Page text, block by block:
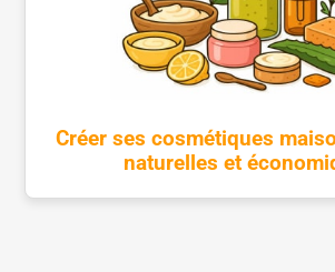
Créer ses cosmétiques
naturelles et